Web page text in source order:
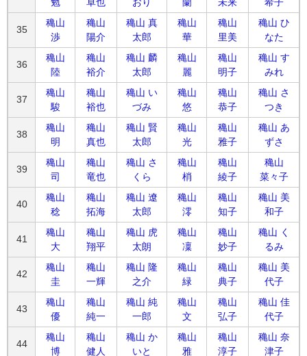
35
穐山
渉
穐山
陽介
穐山 真
太郎
穐山
華
穐山
里美
穐山 ひ
なた
36
穐山
陸
穐山
裕介
穐山 麟
太郎
穐山
麗
穐山
明子
穐山 す
みれ
37
穐山
駿
穐山
裕也
穐山 い
づみ
穐山
悠
穐山
恭子
穐山 さ
つき
38
穐山
明
穐山
真也
穐山 賢
太郎
穐山
光
穐山
雅子
穐山 あ
ずさ
39
穐山
司
穐山
竜也
穐山 さ
くら
穐山
梢
穐山
綾子
穐山
菜々子
40
穐山
稔
穐山
拓海
穐山 遼
太郎
穐山
澪
穐山
知子
穐山 美
和子
41
穐山
大
穐山
翔平
穐山 虎
太朗
穐山
凜
穐山
妙子
穐山 く
るみ
42
穐山
圭
穐山
一輝
穐山 隆
之介
穐山
緑
穐山
典子
穐山 美
代子
43
穐山
優
穐山
純一
穐山 純
一郎
穐山
文
穐山
弘子
穐山 佳
代子
44
穐山
博
穐山
健人
穐山 か
いと
穐山
雅
穐山
淳子
穐山 奈
津子